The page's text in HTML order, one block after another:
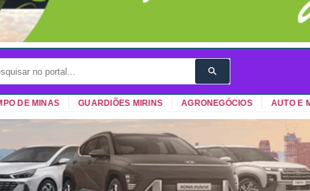
DE MINAS GUARDIÕES MIRINS AGRONEGÓCIOS AUTO E